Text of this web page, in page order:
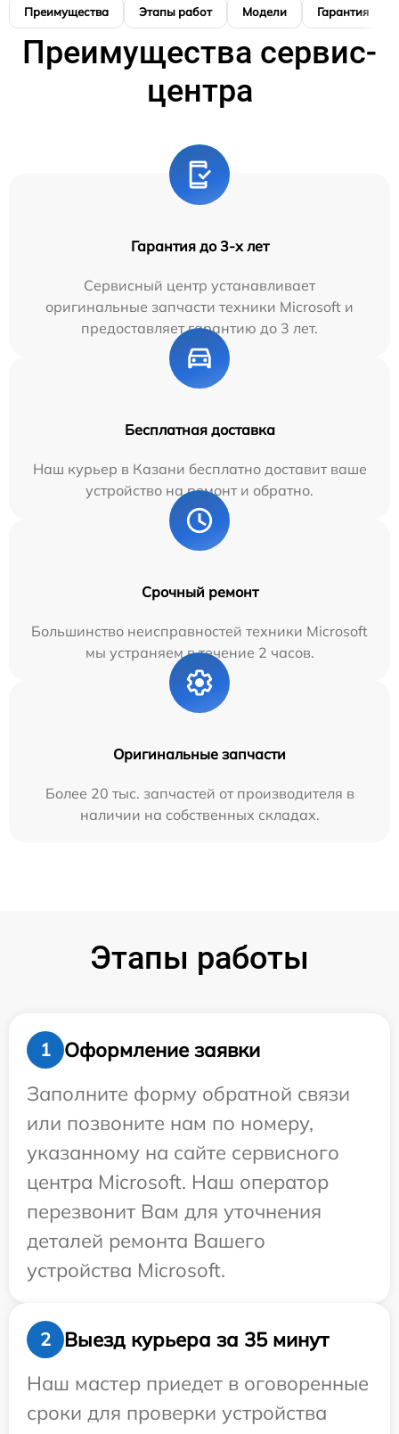
Преимущества Этапы работ Модели Гарантия
Преимущества сервис-
центра
Гарантия до 3-х лет
Сервисный центр устанавливает
оригинальные запчасти техники Microsoft и
предоставляет гарантию до 3 лет.
Бесплатная доставка
Наш курьер в Казани бесплатно доставит ваше
устройство на ремонт и обратно.
Срочный ремонт
Большинство неисправностей техники Microsoft
мы устраняем в течение 2 часов.
Оригинальные запчасти
Более 20 тыс. запчастей от производителя в
наличии на собственных складах.
Этапы работы
1
Оформление заявки
Заполните форму обратной связи
или позвоните нам по номеру,
указанному на сайте сервисного
центра Microsoft. Наш оператор
перезвонит Вам для уточнения
деталей ремонта Вашего
устройства Microsoft.
2
Выезд курьера за 35 минут
Наш мастер приедет в оговоренные
сроки для проверки устройства